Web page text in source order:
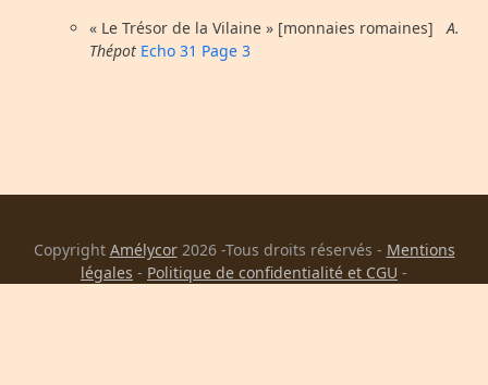
« Le Trésor de la Vilaine » [monnaies romaines]
A.
Thépot Echo 31 Page 3
Copyright Amélycor2026 -Tous droits réservés - Mentions
légales - Politique de confidentialité et CGU -